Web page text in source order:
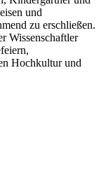
und
zu erschließen.
Wissenschaftler
Hochkultur und